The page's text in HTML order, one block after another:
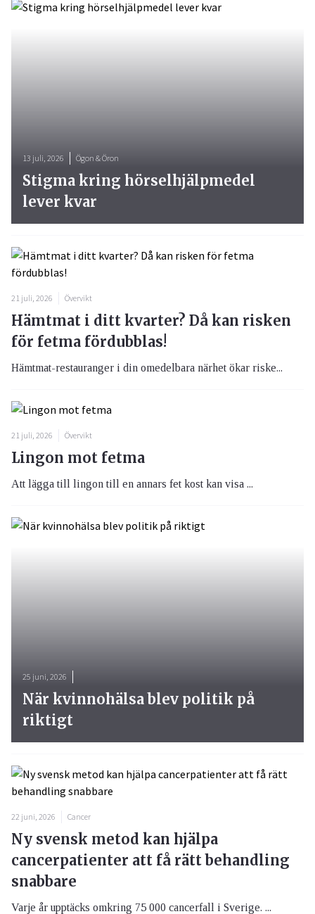
21 juli, 2026 Övervikt
Hämtmat i ditt kvarter? Då kan risken
för fetma fördubblas!
Hämtmat-restauranger i din omedelbara närhet ökar riske...
21 juli, 2026 Övervikt
Lingon mot fetma
Att lägga till lingon till en annars fet kost kan visa ...
13 juli, 2026 Ögon & Öron
Stigma kring hörselhjälpmedel
lever kvar
25 juni, 2026
När kvinnohälsa blev politik på
riktigt
22 juni, 2026 Cancer
Ny svensk metod kan hjälpa
cancerpatienter att få rätt behandling
snabbare
Varje år upptäcks omkring 75 000 cancerfall i Sverige. ...